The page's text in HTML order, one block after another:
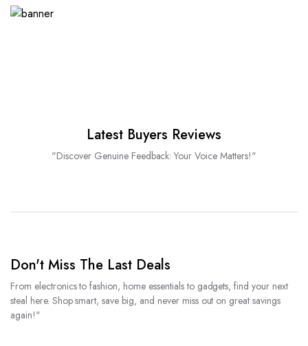
Latest Buyers Reviews
"Discover Genuine Feedback: Your Voice Matters!"
Don't Miss The Last Deals
From electronics to fashion, home essentials to gadgets, find your next
steal here. Shop smart, save big, and never miss out on great savings
again!"